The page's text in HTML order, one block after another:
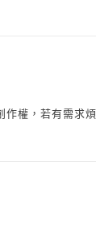
權，若有需求